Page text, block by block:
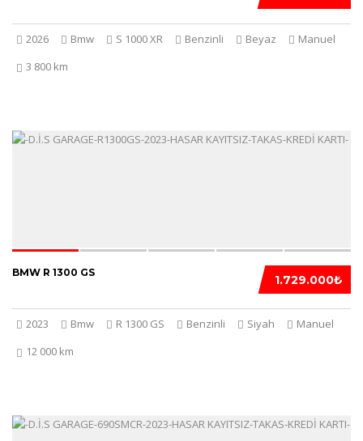
2026 Bmw S 1000 XR Benzinli Beyaz
Manuel
3 800 km
5
1.729.000₺
BMW R 1300 GS
2023 Bmw R 1300 GS Benzinli Siyah
Manuel
12 000 km
5